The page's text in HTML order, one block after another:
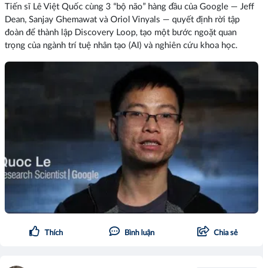
Tiến sĩ Lê Việt Quốc cùng 3 “bộ não” hàng đầu của Google — Jeff
Dean, Sanjay Ghemawat và Oriol Vinyals — quyết định rời tập
đoàn để thành lập Discovery Loop, tạo một bước ngoặt quan
trọng của ngành trí tuệ nhân tạo (AI) và nghiên cứu khoa học.
Thích Bình luận Chia sẻ